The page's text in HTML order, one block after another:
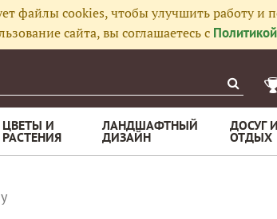
файлы cookies, чтобы улучшить работу и
сайта, вы соглашаетесь с
ЦВЕТЫ И
РАСТЕНИЯ
ЛАНДШАФТНЫЙ
ДИЗАЙН
ДОСУГ И
ОТДЫХ